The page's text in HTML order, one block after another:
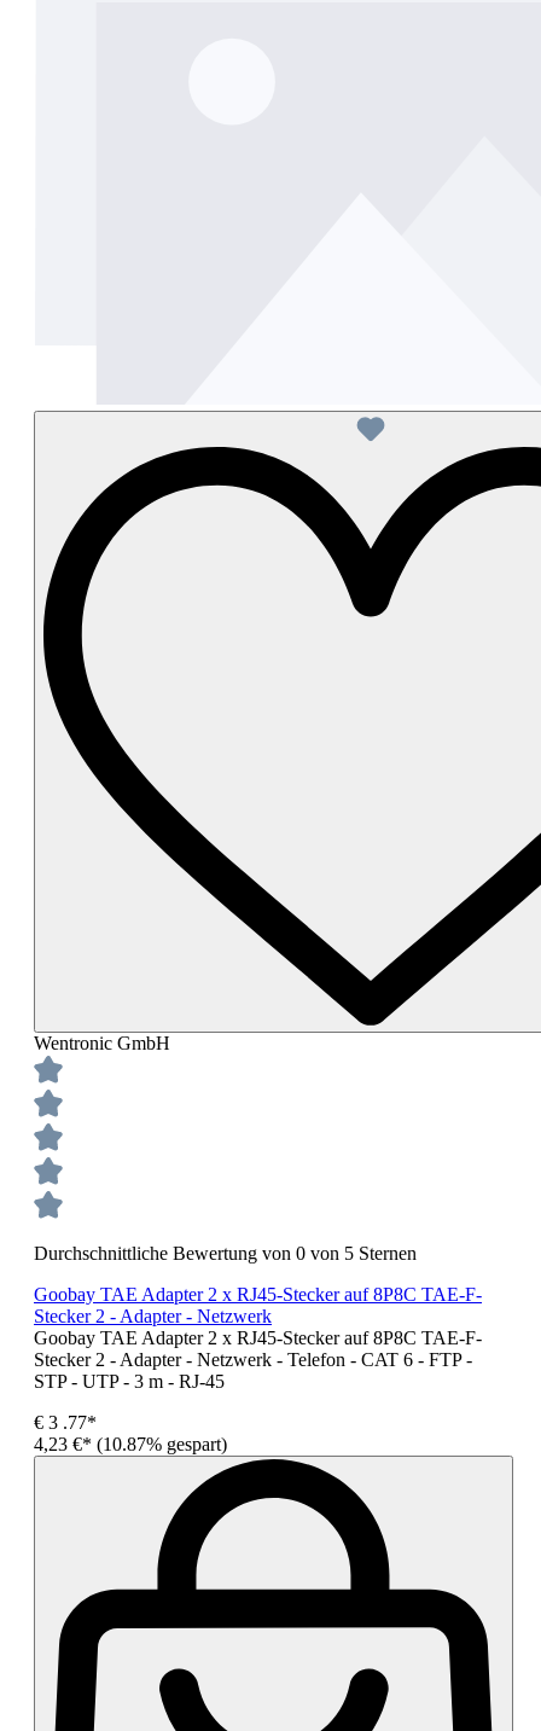
Wentronic GmbH
Durchschnittliche Bewertung von 0 von 5 Sternen
Goobay TAE Adapter 2 x RJ45-Stecker auf 8P8C TAE-F-
Stecker 2 - Adapter - Netzwerk
Goobay TAE Adapter 2 x RJ45-Stecker auf 8P8C TAE-F-
Stecker 2 - Adapter - Netzwerk - Telefon - CAT 6 - FTP -
STP - UTP - 3 m - RJ-45
€ 3 .77*
4,23 €* (10.87% gespart)